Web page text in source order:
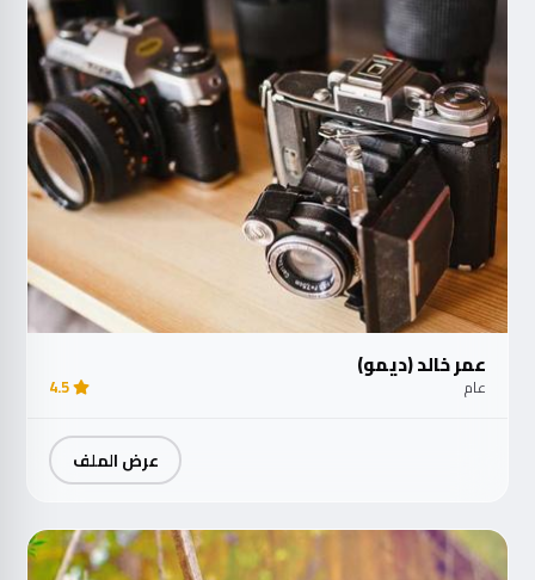
عمر خالد (ديمو)
عام 4.5
عرض الملف